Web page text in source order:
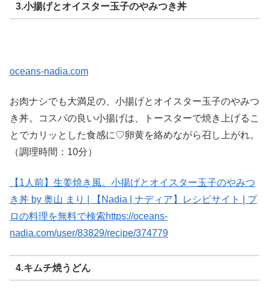
3.小揚げとオイスター玉子のやみつき丼
oceans-nadia.com
お肉ナシでも大満足の、小揚げとオイスター玉子のやみつ
き丼。コスパの良い小揚げは、トースターで焼き上げるこ
とでカリッとした食感に♡卵黄を絡めながら召し上がれ。
（調理時間：10分）
【1人前】生姜焼き風。小揚げとオイスター玉子のやみつ
き丼 by 奥山 まり | 【Nadia | ナディア】レシピサイト | プ
ロの料理を無料で検索https://oceans-
nadia.com/user/83829/recipe/374779
4.キムチ焼うどん